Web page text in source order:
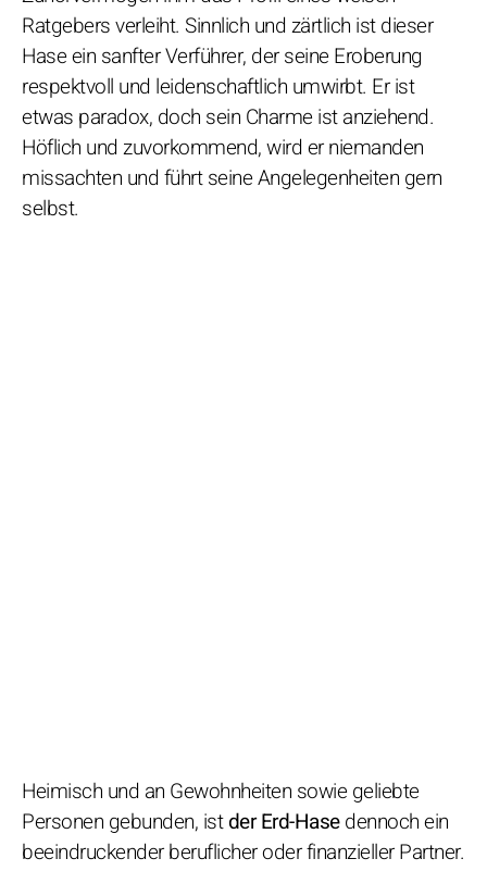
Ratgebers verleiht. Sinnlich und zärtlich ist dieser
Hase ein sanfter Verführer, der seine Eroberung
respektvoll und leidenschaftlich umwirbt. Er ist
etwas paradox, doch sein Charme ist anziehend.
Höflich und zuvorkommend, wird er niemanden
missachten und führt seine Angelegenheiten gern
selbst.
Heimisch und an Gewohnheiten sowie geliebte
Personen gebunden, istder Erd-Hasedennoch ein
beeindruckender beruflicher oder finanzieller Partner.